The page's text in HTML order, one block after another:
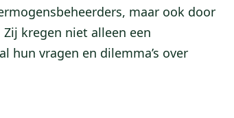
maar ook door
Zij kregen niet alleen een
hun vragen en dilemma’s over